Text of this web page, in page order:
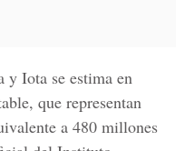
y Iota se estima en
que representan
a 480 millones